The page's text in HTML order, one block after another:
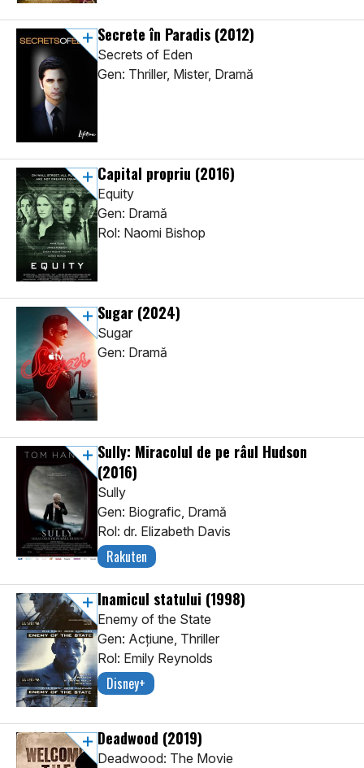
Secrete în Paradis (2012)
Secrets of Eden
Gen: Thriller, Mister, Dramă
Capital propriu (2016)
Equity
Gen: Dramă
Rol: Naomi Bishop
Sugar (2024)
Sugar
Gen: Dramă
Sully: Miracolul de pe râul Hudson
(2016)
Sully
Gen: Biografic, Dramă
Rol: dr. Elizabeth Davis
Rakuten
Inamicul statului (1998)
Enemy of the State
Gen: Acţiune, Thriller
Rol: Emily Reynolds
Disney+
Deadwood (2019)
Deadwood: The Movie